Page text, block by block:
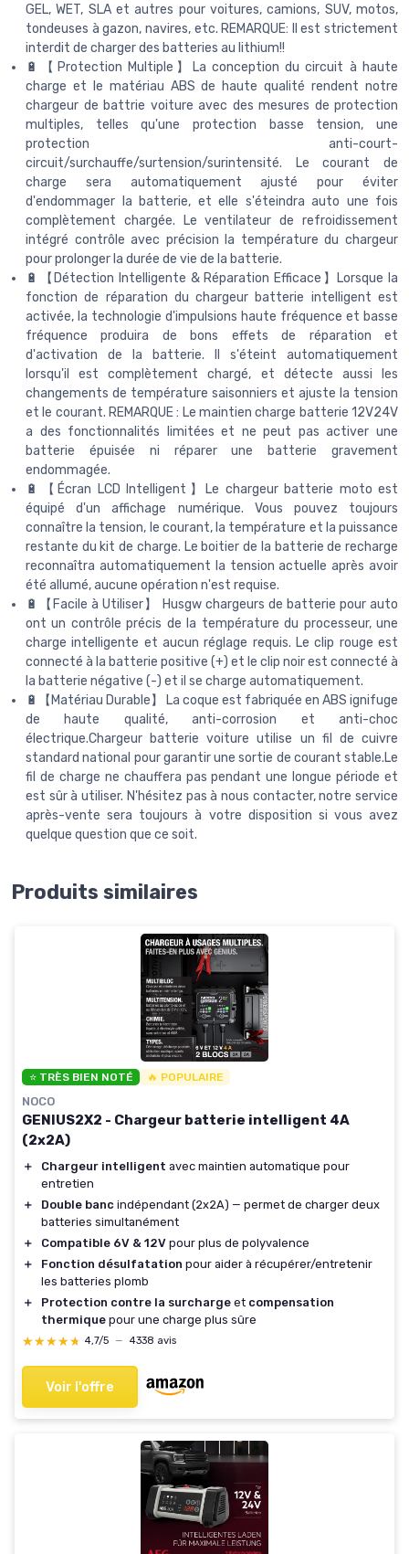
GEL, WET, SLA et autres pour voitures, camions, SUV, motos,
tondeuses à gazon, navires, etc. REMARQUE: Il est strictement
interdit de charger des batteries au lithium!!
🔋【Protection Multiple】La conception du circuit à haute
charge et le matériau ABS de haute qualité rendent notre
chargeur de battrie voiture avec des mesures de protection
multiples, telles qu'une protection basse tension, une
protection anti-court-
circuit/surchauffe/surtension/surintensité. Le courant de
charge sera automatiquement ajusté pour éviter
d'endommager la batterie, et elle s'éteindra auto une fois
complètement chargée. Le ventilateur de refroidissement
intégré contrôle avec précision la température du chargeur
pour prolonger la durée de vie de la batterie.
🔋【Détection Intelligente & Réparation Efficace】Lorsque la
fonction de réparation du chargeur batterie intelligent est
activée, la technologie d'impulsions haute fréquence et basse
fréquence produira de bons effets de réparation et
d'activation de la batterie. Il s'éteint automatiquement
lorsqu'il est complètement chargé, et détecte aussi les
changements de température saisonniers et ajuste la tension
et le courant. REMARQUE : Le maintien charge batterie 12V24V
a des fonctionnalités limitées et ne peut pas activer une
batterie épuisée ni réparer une batterie gravement
endommagée.
🔋【Écran LCD Intelligent】Le chargeur batterie moto est
équipé d'un affichage numérique. Vous pouvez toujours
connaître la tension, le courant, la température et la puissance
restante du kit de charge. Le boitier de la batterie de recharge
reconnaîtra automatiquement la tension actuelle après avoir
été allumé, aucune opération n'est requise.
🔋【Facile à Utiliser】 Husgw chargeurs de batterie pour auto
ont un contrôle précis de la température du processeur, une
charge intelligente et aucun réglage requis. Le clip rouge est
connecté à la batterie positive (+) et le clip noir est connecté à
la batterie négative (-) et il se charge automatiquement.
🔋【Matériau Durable】 La coque est fabriquée en ABS ignifuge
de haute qualité, anti-corrosion et anti-choc
électrique.Chargeur batterie voiture utilise un fil de cuivre
standard national pour garantir une sortie de courant stable.Le
fil de charge ne chauffera pas pendant une longue période et
est sûr à utiliser. N'hésitez pas à nous contacter, notre service
après-vente sera toujours à votre disposition si vous avez
quelque question que ce soit.
Produits similaires
⭐ TRÈS BIEN NOTÉ 🔥 POPULAIRE
NOCO
GENIUS2X2 - Chargeur batterie intelligent 4A
(2x2A)
＋ Chargeur intelligent avec maintien automatique pour
entretien
＋
Double banc indépendant (2x2A) — permet de charger deux
batteries simultanément
＋
Compatible 6V & 12V pour plus de polyvalence
＋
Fonction désulfatation pour aider à récupérer/entretenir
les batteries plomb
＋
Protection contre la surcharge et compensation
thermique pour une charge plus sûre
★★★★★
★★★★★ 4,7/5 — 4338 avis
Voir l'offre